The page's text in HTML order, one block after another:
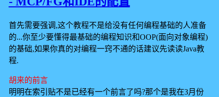
首先需要强调,这个教程不是给没有任何编程基础的人准备
的...你至少要懂得最基础的编程知识和OOP(面向对象编程)
的基础,如果你真的对编程一窍不通的话建议先读读Java教
程.
胡来的前言
明明在索引贴不是已经有一个前言了吗?那个是我在3月份